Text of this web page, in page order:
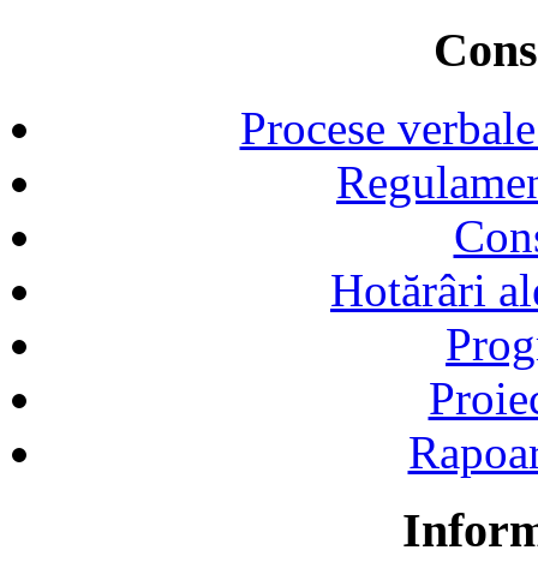
Procese
Hotărâri